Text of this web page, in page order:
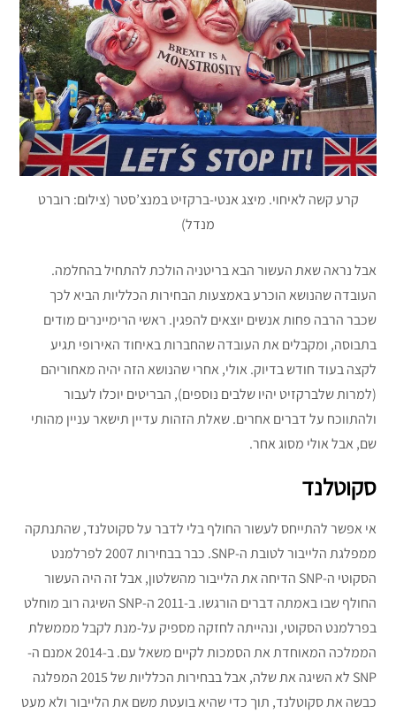
קרע קשה לאיחוי. מיצג אנטי-ברקזיט במנצ’סטר (צילום: רוברט
מנדל)
אבל נראה שאת העשור הבא בריטניה הולכת להתחיל בהחלמה.
העובדה שהנושא הוכרע באמצעות הבחירות הכלליות הביא לכך
שכבר הרבה פחות אנשים יוצאים להפגין. ראשי הרימיינרים מודים
בתבוסה, ומקבלים את העובדה שהחברות באיחוד האירופי תגיע
לקצה בעוד חודש בדיוק. אולי, אחרי שהנושא הזה יהיה מאחוריהם
(למרות שלברקזיט יהיו שלבים נוספים), הבריטים יוכלו לעבור
ולהתווכח על דברים אחרים. שאלת הזהות עדיין תישאר עניין מהותי
שם, אבל אולי מסוג אחר.
סקוטלנד
אי אפשר להתייחס לעשור החולף בלי לדבר על סקוטלנד, שהתנתקה
ממפלגת הלייבור לטובת ה-SNP. כבר בבחירות 2007 לפרלמנט
הסקוטי ה-SNP הדיחה את הלייבור מהשלטון, אבל זה היה העשור
החולף שבו באמתה דברים הורגשו. ב-2011 ה-SNP השיגה רוב מוחלט
בפרלמנט הסקוטי, ונהייתה לחזקה מספיק על-מנת לקבל מממשלת
הממלכה המאוחדת את הסמכות לקיים משאל עם. ב-2014 אמנם ה-
SNP לא השיגה את שלה, אבל בבחירות הכלליות של 2015 המפלגה
כבשה את סקוטלנד, תוך כדי שהיא בועטת משם את הלייבור ולא מעט